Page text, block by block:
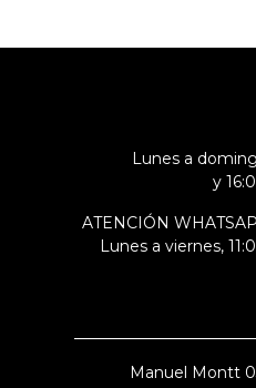
Lunes a
y
ATENCIÓN
Lunes a viernes,
Manuel Montt